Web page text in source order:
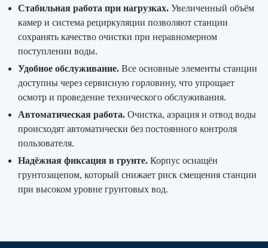
Стабильная работа при нагрузках. Увеличенный объём
камер и система рециркуляции позволяют станции
сохранять качество очистки при неравномерном
поступлении воды.
Удобное обслуживание. Все основные элементы станции
доступны через сервисную горловину, что упрощает
осмотр и проведение технического обслуживания.
Автоматическая работа. Очистка, аэрация и отвод воды
происходят автоматически без постоянного контроля
пользователя.
Надёжная фиксация в грунте. Корпус оснащён
грунтозацепом, который снижает риск смещения станции
при высоком уровне грунтовых вод.